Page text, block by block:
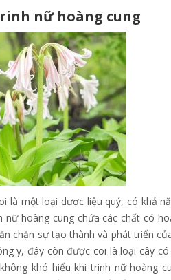
nữ hoàng cung
là một loại dược liệu quý, có khả
hoàng cung chứa các chất có
chặn sự tạo thành và phát triển
y, đây còn được coi là loại cây
khó hiểu khi trinh nữ hoàng